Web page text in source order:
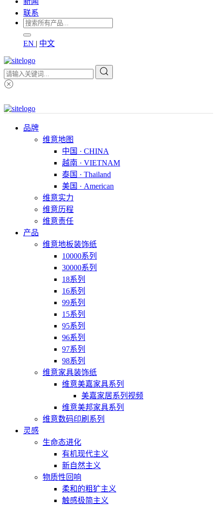
联系
EN | 中文
品牌
维意地图
中国 · CHINA
越南 · VIETNAM
泰国 · Thailand
美国 · American
维意实力
维意历程
维意责任
产品
维意地板装饰纸
10000系列
30000系列
18系列
16系列
99系列
15系列
95系列
96系列
97系列
98系列
维意家具装饰纸
维意美嘉家具系列
美嘉家居系列视频
维意美邦家具系列
维意数码印刷系列
灵感
生命态进化
有机现代主义
新自然主义
物质性回响
柔和的粗犷主义
触感极简主义